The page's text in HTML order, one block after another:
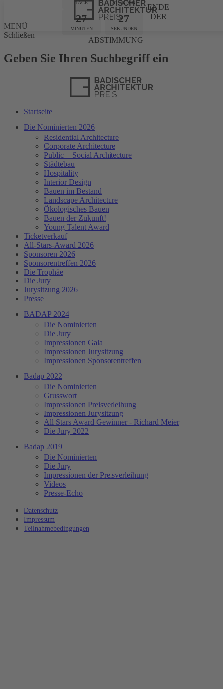
TAGE STUNDEN
27
MINUTEN
27
SEKUNDEN
ENDE
DER
ABSTIMMUNG
MENÜ
Schließen
Geben Sie Ihren Suchbegriff ein
Startseite
Die Nominierten 2026
Residential Architecture
Corporate Architecture
Public + Social Architecture
Städtebau
Hospitality
Interior Design
Bauen im Bestand
Landscape Architecture
Ökologisches Bauen
Bauen der Zukunft!
Young Talent Award
Ticketverkauf
All-Stars-Award 2026
Sponsoren 2026
Sponsorentreffen 2026
Die Trophäe
Die Jury
Jurysitzung 2026
Presse
BADAP 2024
Die Nominierten
Die Jury
Impressionen Gala
Impressionen Jurysitzung
Impressionen Sponsorentreffen
Badap 2022
Die Nominierten
Grusswort
Impressionen Preisverleihung
Impressionen Jurysitzung
All Stars Award Gewinner - Richard Meier
Die Jury 2022
Badap 2019
Die Nominierten
Die Jury
Impressionen der Preisverleihung
Videos
Presse-Echo
Datenschutz
Impressum
Teilnahmebedingungen